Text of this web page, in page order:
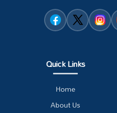
Quick Links
Home
About Us